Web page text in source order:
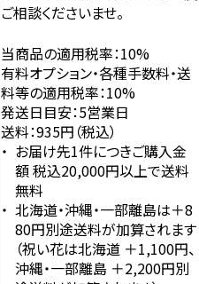
ご相談くださいませ。
当商品の適用税率：10%
有料オプション・各種手数料・送
料等の適用税率：10%
発送日目安：5営業日
送料：935円（税込）
お届け先1件につきご購入金
額 税込20,000円以上で送料
無料
北海道・沖縄・一部離島は＋8
80円別途送料が加算されます
（祝い花は北海道 ＋1,100円、
沖縄・一部離島 ＋2,200円別